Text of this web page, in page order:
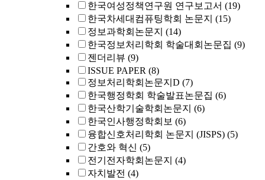
한국여성정책연구원 연구보고서 (19)
한국차세대컴퓨팅학회 논문지 (15)
정보과학회논문지 (14)
한국정보처리학회 학술대회논문집 (9)
젠더리뷰 (9)
ISSUE PAPER (8)
정보처리학회논문지D (7)
한국행정학회 학술발표논문집 (6)
한국산학기술학회논문지 (6)
한국인사행정학회보 (6)
융합신호처리학회 논문지 (JISPS) (5)
간호와 혁신 (5)
전기전자학회논문지 (4)
자치발전 (4)